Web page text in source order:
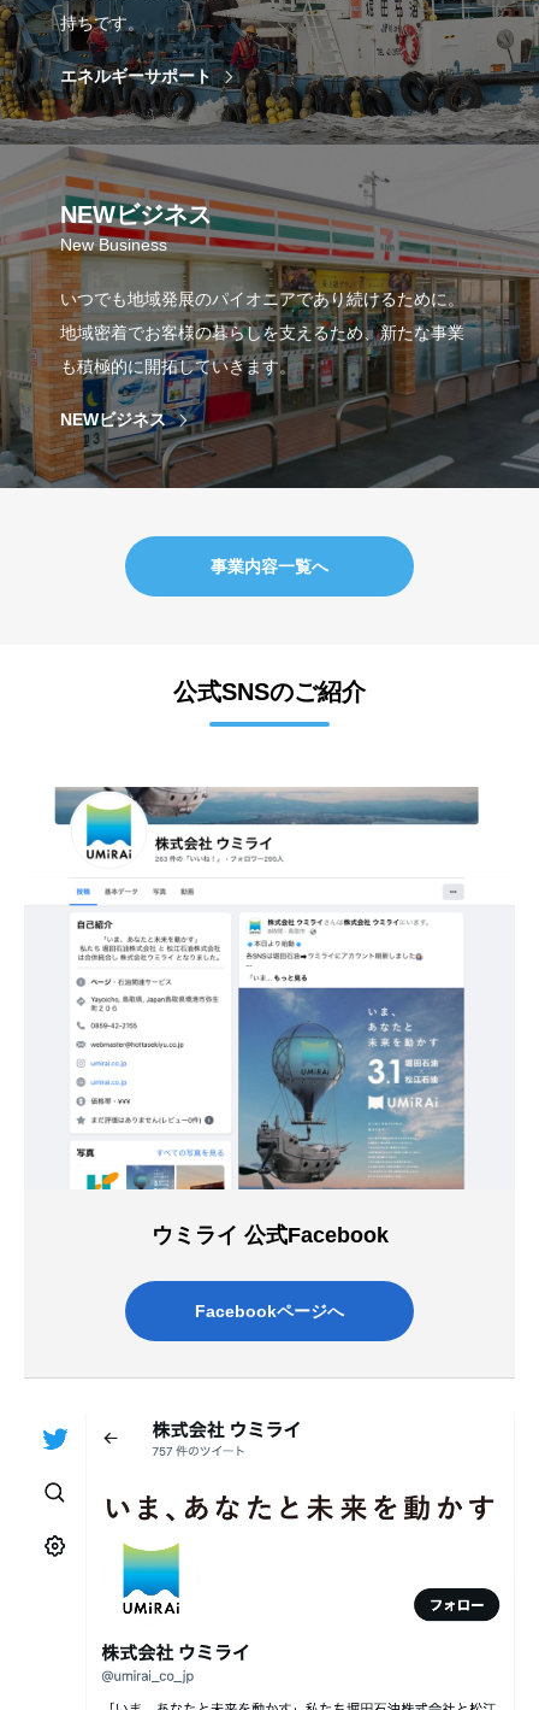
持ちです。
エネルギーサポート
NEWビジネス
New Business
いつでも地域発展のパイオニアであり続けるために。
地域密着でお客様の暮らしを支えるため、新たな事業
も積極的に開拓していきます。
NEWビジネス
事業内容一覧へ
公式SNSのご紹介
ウミライ 公式Facebook
Facebookページへ